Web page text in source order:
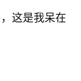
这是我呆在